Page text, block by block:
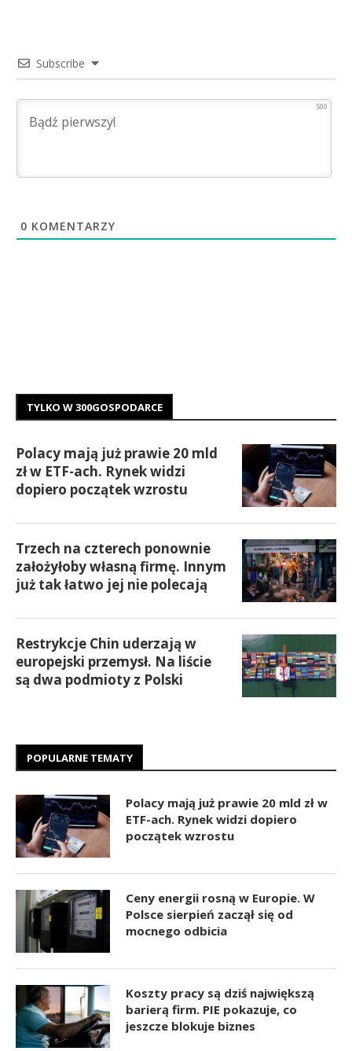
Subscribe
500
0 KOMENTARZY
TYLKO W 300GOSPODARCE
Polacy mają już prawie 20 mld
zł w ETF-ach. Rynek widzi
dopiero początek wzrostu
Trzech na czterech ponownie
założyłoby własną firmę. Innym
już tak łatwo jej nie polecają
Restrykcje Chin uderzają w
europejski przemysł. Na liście
są dwa podmioty z Polski
POPULARNE TEMATY
Polacy mają już prawie 20 mld zł w
ETF-ach. Rynek widzi dopiero
początek wzrostu
Ceny energii rosną w Europie. W
Polsce sierpień zaczął się od
mocnego odbicia
Koszty pracy są dziś największą
barierą firm. PIE pokazuje, co
jeszcze blokuje biznes